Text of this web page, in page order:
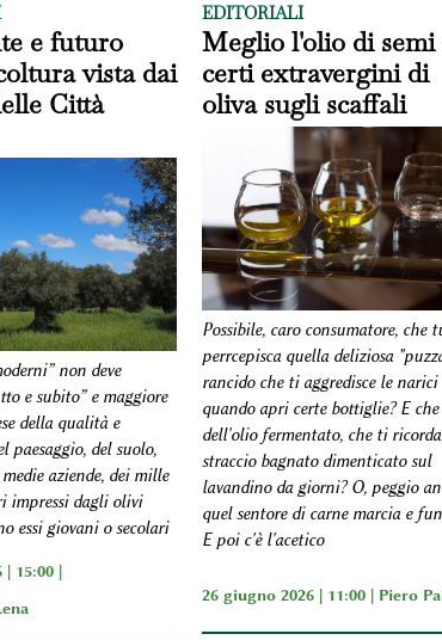
e futuro
vista dai
Città
non deve
e subito” e maggiore
della qualità e
paesaggio, del suolo,
aziende, dei mille
impressi dagli olivi
essi giovani o secolari
| 15:00 |
EDITORIALI
Meglio l'olio di semi
certi extravergini di
oliva sugli scaffali
Possibile, caro consumatore, che
perrcepisca quella deliziosa
rancido che ti aggredisce le narici
quando apri certe bottiglie? E
dell'olio fermentato, che ti
straccio bagnato dimenticato sul
lavandino da giorni? O, peggio
quel sentore di carne marcia e
E poi c'è l'acetico
26 giugno 2026 | 11:00 | Piero